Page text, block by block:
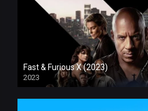
Fast & Furious X (2023)
2023